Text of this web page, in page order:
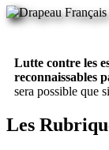
Lutte contre les
reconnaissables
sera possible que
Les